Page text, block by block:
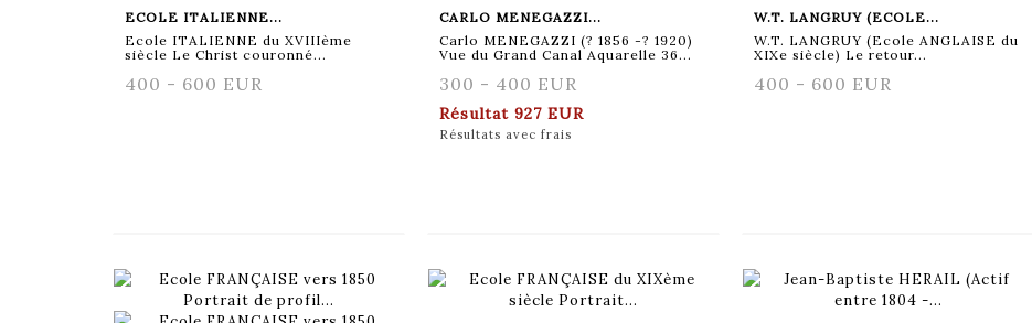
ECOLE ITALIENNE...
Ecole ITALIENNE du XVIIIème
siècle Le Christ couronné...
400 - 600 EUR
CARLO MENEGAZZI...
Carlo MENEGAZZI (? 1856 -? 1920)
Vue du Grand Canal Aquarelle 36...
300 - 400 EUR
Résultat 927 EUR
Résultats avec frais
W.T. LANGRUY (ECOLE...
W.T. LANGRUY (Ecole ANGLAISE du
XIXe siècle) Le retour...
400 - 600 EUR